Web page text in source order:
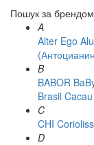
Пошук за
A
Alter Ego
B
BABOR
Brasil
C
CHI Corioliss
D